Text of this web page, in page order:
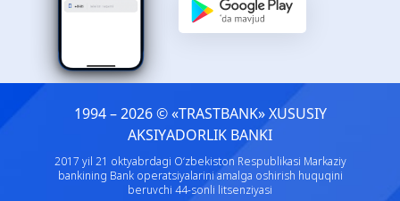
1994 – 2026 © «TRASTBANK» ХUSUSIY
AKSIYADORLIK BANKI
2017 yil 21 oktyabrdagi O‘zbekiston Respublikasi Markaziy
bankining Bank operatsiyalarini amalga oshirish huquqini
beruvchi 44-sonli litsenziyasi